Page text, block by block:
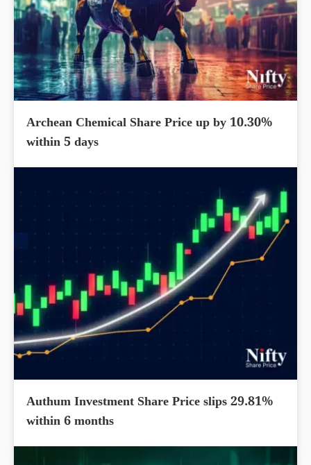
Archean Chemical Share Price up by 10.30%
within 5 days
Authum Investment Share Price slips 29.81%
within 6 months